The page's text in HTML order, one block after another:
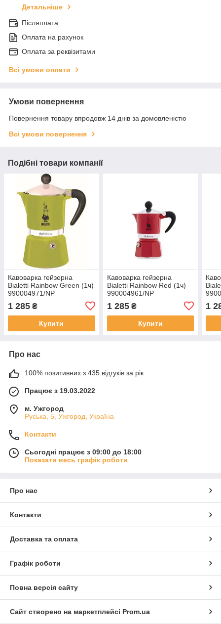
Детальніше
Післяплата
Оплата на рахунок
Оплата за реквізитами
Всі умови оплати
Умови повернення
Повернення товару впродовж 14 днів за домовленістю
Всі умови повернення
Подібні товари компанії
Кавоварка гейзерна
Bialetti Rainbow Green (1ч)
990004971/NP
1 285 ₴
Купити
Кавоварка гейзерна
Bialetti Rainbow Red (1ч)
990004961/NP
1 285₴
Купити
1
Про нас
100% позитивних з 435 відгуків за рік
Працює з 19.03.2022
м. Ужгород
Руська, 5, Ужгород, Україна
Контакти
Сьогодні працює з 09:00 до 18:00
Показати весь графік роботи
Про нас
Контакти
Доставка та оплата
Графік роботи
Повна версія сайту
Сайт створено на маркетплейсі Prom.ua